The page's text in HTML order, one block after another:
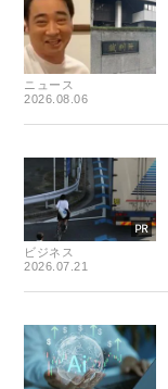
ニュース
2026.08.06
ビジネス
2026.07.21